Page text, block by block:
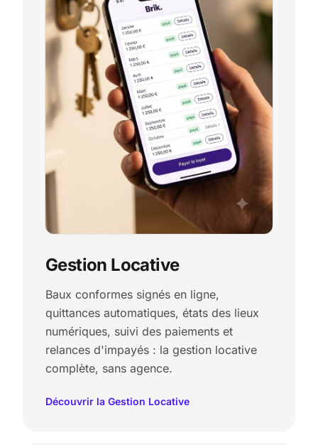
Gestion Locative
Baux conformes signés en ligne,
quittances automatiques, états des lieux
numériques, suivi des paiements et
relances d'impayés : la gestion locative
complète, sans agence.
Découvrir la Gestion Locative